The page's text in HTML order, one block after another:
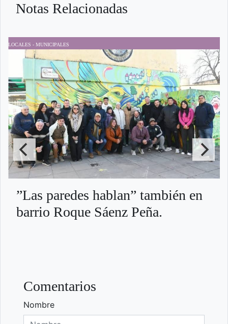
Notas Relacionadas
LOCALES - MUNICIPALES
”Las paredes hablan” también en
barrio Roque Sáenz Peña.
Comentarios
Nombre